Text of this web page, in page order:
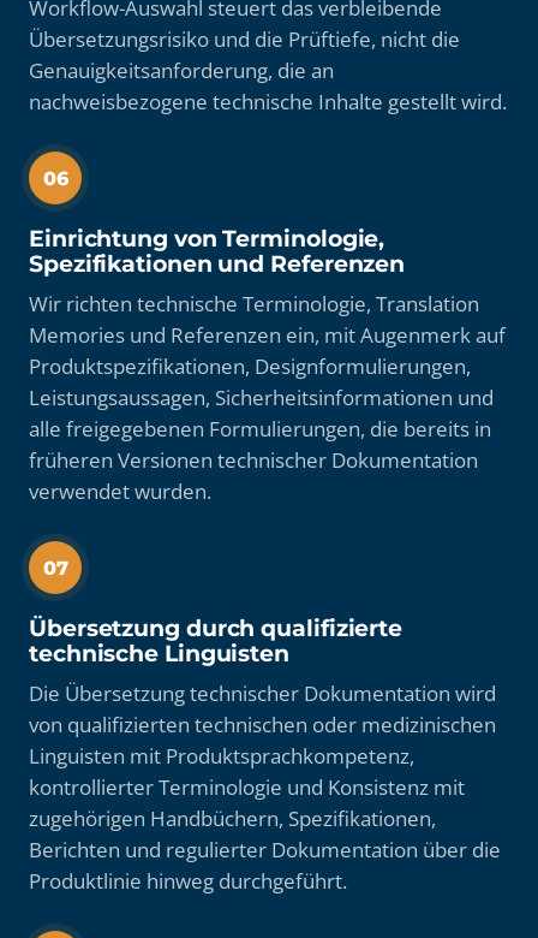
Workflow-Auswahl steuert das verbleibende
Übersetzungsrisiko und die Prüftiefe, nicht die
Genauigkeitsanforderung, die an
nachweisbezogene technische Inhalte gestellt wird.
06
Einrichtung von Terminologie,
Spezifikationen und Referenzen
Wir richten technische Terminologie, Translation
Memories und Referenzen ein, mit Augenmerk auf
Produktspezifikationen, Designformulierungen,
Leistungsaussagen, Sicherheitsinformationen und
alle freigegebenen Formulierungen, die bereits in
früheren Versionen technischer Dokumentation
verwendet wurden.
07
Übersetzung durch qualifizierte
technische Linguisten
Die Übersetzung technischer Dokumentation wird
von qualifizierten technischen oder medizinischen
Linguisten mit Produktsprachkompetenz,
kontrollierter Terminologie und Konsistenz mit
zugehörigen Handbüchern, Spezifikationen,
Berichten und regulierter Dokumentation über die
Produktlinie hinweg durchgeführt.